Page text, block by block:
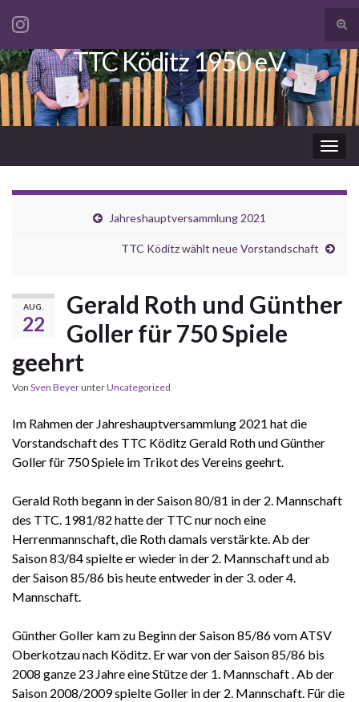
Search for:
TTC Köditz 1950 e.V.
Jahreshauptversammlung 2021
TTC Köditz wählt neue Vorstandschaft
AUG.
22
Gerald Roth und Günther
Goller für 750 Spiele
geehrt
Von Sven BeyerunterUncategorized
Im Rahmen der Jahreshauptversammlung 2021 hat die
Vorstandschaft des TTC Köditz Gerald Roth und Günther
Goller für 750 Spiele im Trikot des Vereins geehrt.
Gerald Roth begann in der Saison 80/81 in der 2. Mannschaft
des TTC. 1981/82 hatte der TTC nur noch eine
Herrenmannschaft, die Roth damals verstärkte. Ab der
Saison 83/84 spielte er wieder in der 2. Mannschaft und ab
der Saison 85/86 bis heute entweder in der 3. oder 4.
Mannschaft.
Günther Goller kam zu Beginn der Saison 85/86 vom ATSV
Oberkotzau nach Köditz. Er war von der Saison 85/86 bis
2008 ganze 23 Jahre eine Stütze der 1. Mannschaft . Ab der
Saison 2008/2009 spielte Goller in der 2. Mannschaft. Für die